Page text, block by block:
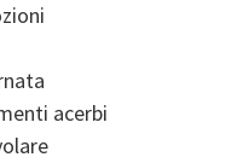
acerbi